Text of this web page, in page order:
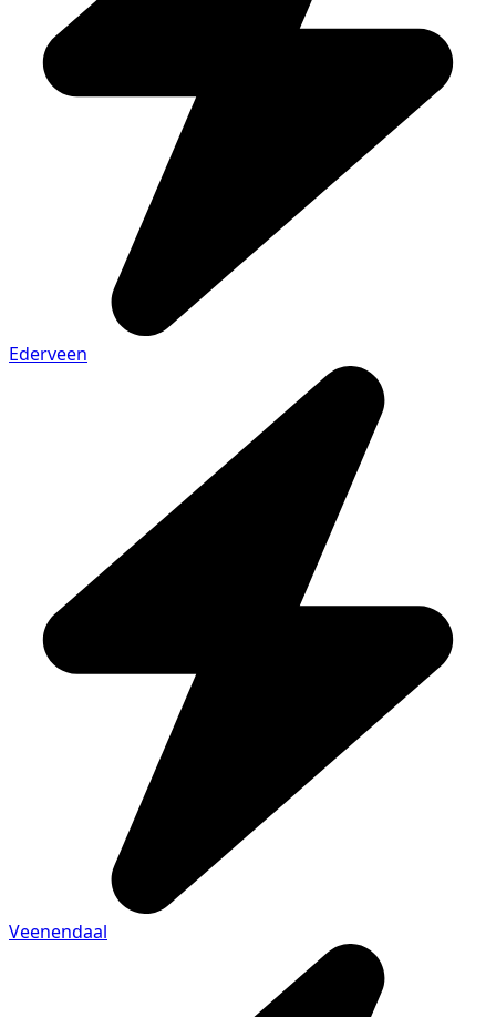
Ederveen
Veenendaal